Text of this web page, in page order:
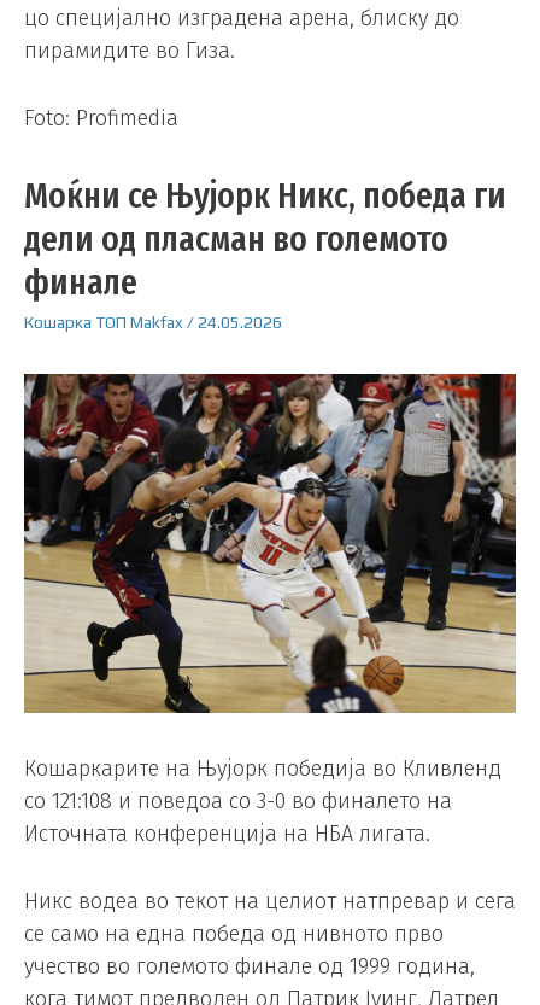
цо специјално изградена арена, блиску до
пирамидите во Гиза.
Foto: Profimedia
Моќни се Њујорк Никс, победа ги
дели од пласман во големото
финале
Кошарка ТОП Makfax/24.05.2026
Кошаркарите на Њујорк победија во Кливленд
со 121:108 и поведоа со 3-0 во финалето на
Источната конференција на НБА лигата.
Никс водеа во текот на целиот натпревар и сега
се само на една победа од нивното прво
учество во големото финале од 1999 година,
кога тимот предводен од Патрик Јуинг, Латрел